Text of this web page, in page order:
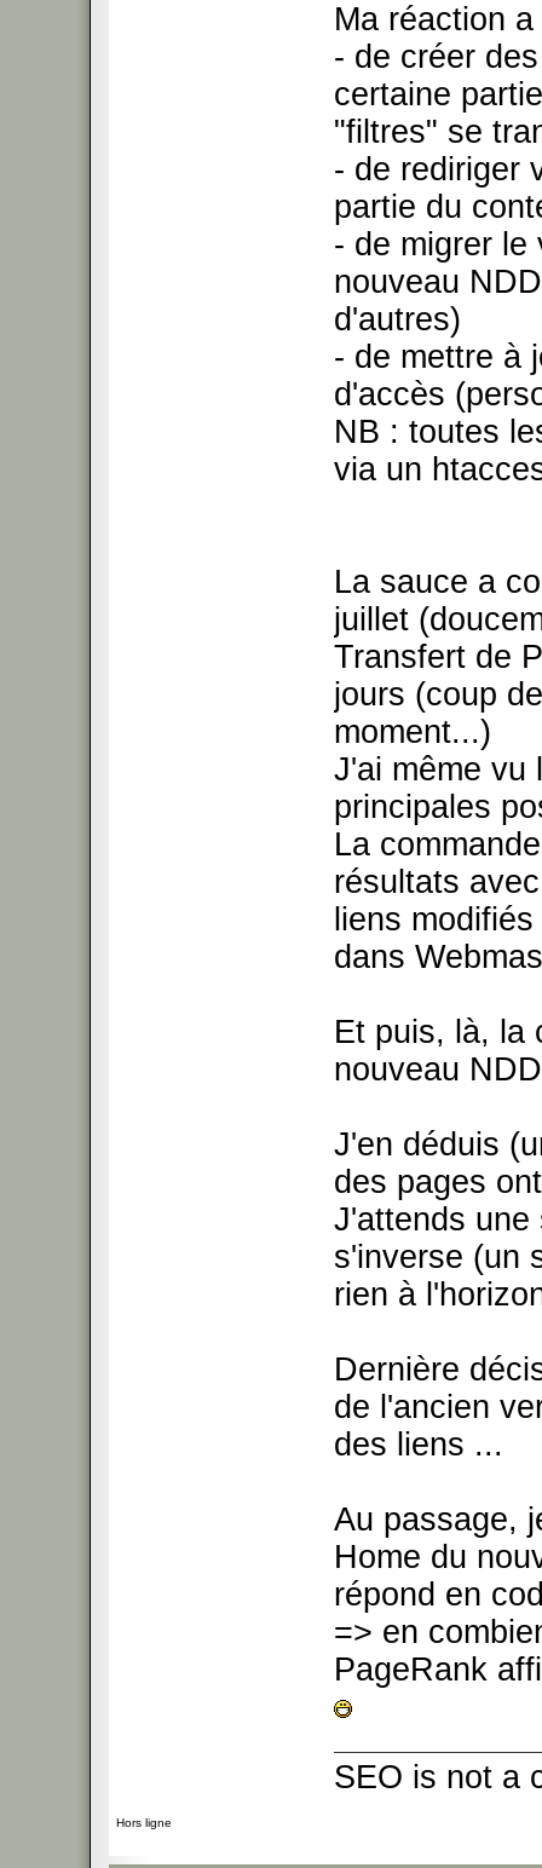
Ma réaction
- de créer
certaine
"filtres" se
- de rediriger
partie du
- de migrer le
nouveau
d'autres)
- de mettre à
d'accès
NB : toutes
via un
La sauce a
juillet
Transfert de
jours (coup
moment...)
J'ai même vu
principales
La
résultats
liens
dans
Et puis, là, la
nouveau
J'en déduis
des pages
J'attends une
s'inverse (un
rien à
Dernière
de l'ancien
des liens ...
Au passage,
Home du
répond en
=> en
PageRank
SEO is not a
Hors ligne